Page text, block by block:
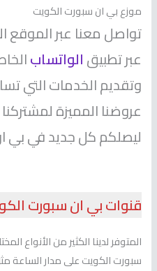
موزع بي ان سبورت الكويت
تواصل معنا عبر الموقع
عبر تطبيقالواتساب
وتقديم الخدمات التي
عروضنا المميزة
ليصلكم كل جديد في بي
قنوات بي ان سبورت
المتوفر لدينا الكثير من الأنواع
سبورت الكويت على مدار الساعة